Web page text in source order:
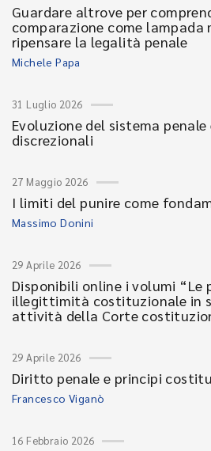
Guardare altrove per
comparazione come lampada
ripensare la legalità penale
Michele Papa
31 Luglio 2026
Evoluzione del sistema penale
discrezionali
27 Maggio 2026
I limiti del punire come
Massimo Donini
29 Aprile 2026
Disponibili online i volumi “Le
illegittimità costituzionale in
attività della Corte
29 Aprile 2026
Diritto penale e principi
Francesco Viganò
16 Febbraio 2026